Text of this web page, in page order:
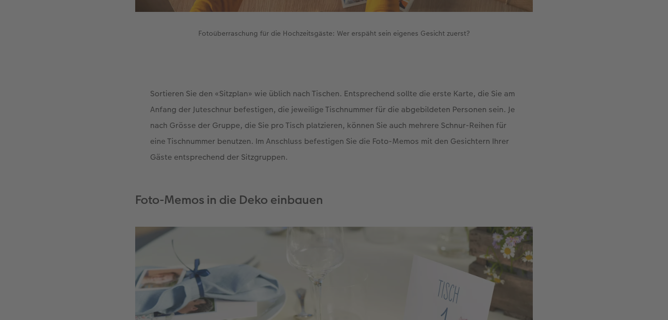
Fotoüberraschung für die Hochzeitsgäste: Wer erspäht sein eigenes Gesicht zuerst?
Sortieren Sie den «Sitzplan» wie üblich nach Tischen. Entsprechend sollte die erste Karte, die Sie am
Anfang der Juteschnur befestigen, die jeweilige Tischnummer für die abgebildeten Personen sein. Je
nach Grösse der Gruppe, die Sie pro Tisch platzieren, können Sie auch mehrere Schnur-Reihen für
eine Tischnummer benutzen. Im Anschluss befestigen Sie die Foto-Memos mit den Gesichtern Ihrer
Gäste entsprechend der Sitzgruppen.
Foto-Memos in die Deko einbauen